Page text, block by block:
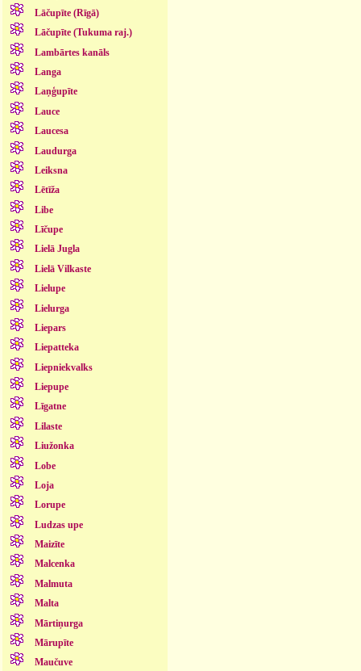
Lāčupīte (Rīgā)
Lāčupīte (Tukuma raj.)
Lambārtes kanāls
Langa
Laņģupīte
Lauce
Laucesa
Laudurga
Leiksna
Lētīža
Libe
Līčupe
Lielā Jugla
Lielā Vilkaste
Lielupe
Lielurga
Liepars
Liepatteka
Liepniekvalks
Liepupe
Līgatne
Lilaste
Liužonka
Lobe
Loja
Lorupe
Ludzas upe
Maizīte
Malcenka
Malmuta
Malta
Mārtiņurga
Mārupīte
Maučuve